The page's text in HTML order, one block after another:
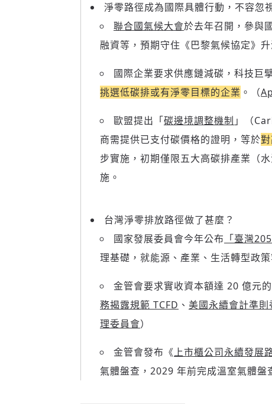
淨零路徑成為國際具體行動，不容忽
聯合國氣候大會於去年召開，參與
融資等，預期守住《巴黎氣候協定》
國際企業要求供應鏈減碳，科技
挑選低碳排或有淨零目標的企業 。（
歐盟提出「碳邊境調整機制 」（
商需提供已支付碳價格的證明，等於
步實施，初期僅限五大高碳排產業（
施。
台灣淨零排放路徑做了甚麼？
國家發展委員會今年公布 「臺灣
理基礎，就能源、產業、生活轉型政
金管會要求實收資本額達 20 億元
務揭露規範 TCFD 、 美國永續會計準則
理委員會）
金管會發布《上市櫃公司永續發展
氣體盤查 ，2029 年前完成溫室氣體盤